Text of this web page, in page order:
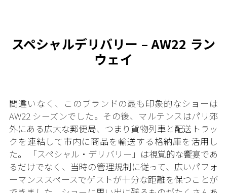
スペシャルデリバリー – AW22 ラン
ウェイ
間違いなく、このブランドの最も印象的なショーは
AW22 シーズンでした。その後、マルテンスはパリ郊
外にある広大な郵便局、つまり貨物列車と配送トラッ
クを連結して市内に商品を輸送する格納庫を活用し
た。 「スペシャル・デリバリー」は視覚的な饗宴であ
るだけでなく、当時の管理規制に従って、広いパフォ
ーマンススペースでゲストが十分な距離を保つことが